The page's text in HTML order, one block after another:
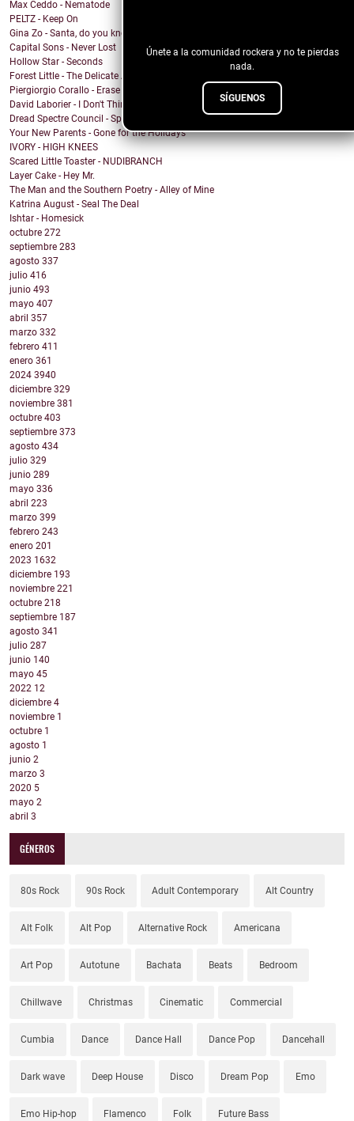
Únete a la comunidad rockera y no te pierdas
nada.
SÍGUENOS
Max Ceddo - Nematode
PELTZ - Keep On
Gina Zo - Santa, do you know?
Capital Sons - Never Lost
Hollow Star - Seconds
Forest Little - The Delicate Art of Reflection (Th...
Piergiorgio Corallo - Erase her name
David Laborier - I Don't Think So
Dread Spectre Council - Spiderette
Your New Parents - Gone for the Holidays
IVORY - HIGH KNEES
Scared Little Toaster - NUDIBRANCH
Layer Cake - Hey Mr.
The Man and the Southern Poetry - Alley of Mine
Katrina August - Seal The Deal
Ishtar - Homesick
octubre 272
septiembre 283
agosto 337
julio 416
junio 493
mayo 407
abril 357
marzo 332
febrero 411
enero 361
2024 3940
diciembre 329
noviembre 381
octubre 403
septiembre 373
agosto 434
julio 329
junio 289
mayo 336
abril 223
marzo 399
febrero 243
enero 201
2023 1632
diciembre 193
noviembre 221
octubre 218
septiembre 187
agosto 341
julio 287
junio 140
mayo 45
2022 12
diciembre 4
noviembre 1
octubre 1
agosto 1
junio 2
marzo 3
2020 5
mayo 2
abril 3
GÉNEROS
80s Rock 90s Rock Adult Contemporary Alt Country
Alt Folk Alt Pop Alternative Rock Americana
Art Pop Autotune Bachata Beats Bedroom
Chillwave Christmas Cinematic Commercial
Cumbia Dance Dance Hall Dance Pop Dancehall
Dark wave Deep House Disco Dream Pop Emo
Emo Hip-hop Flamenco Folk Future Bass